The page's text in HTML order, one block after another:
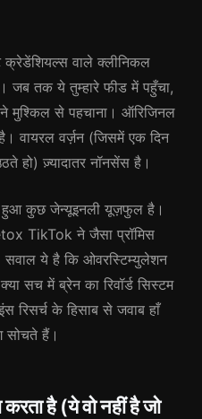
क्रेडेंशियल्स वाले क्लीनिकल
जब तक ये तुम्हारे फीड में पहुँचा,
मुश्किल से पहचाना। ऑरिजिनल
वायरल वर्ज़न (जिसमें एक दिन
हो) ज़्यादातर नॉनसेंस है।
हुआ कुछ जेन्यूइनली यूज़फुल है।
TikTok ने जैसा प्रॉमिस
सवाल ये है कि ओवरस्टिम्युलेशन
सच में ब्रेन का रिवॉर्ड सिस्टम
रिसर्च के हिसाब से जवाब हाँ
सोचते हैं।
है (ये वो नहीं है जो